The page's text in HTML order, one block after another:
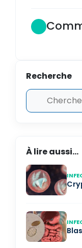
Recherche
À lire aussi...